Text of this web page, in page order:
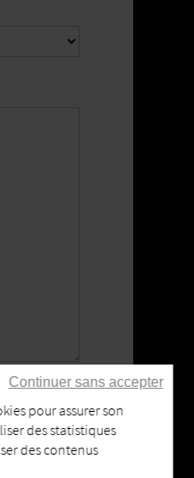
pour assurer son
des statistiques
des contenus
Continuer sans accepter